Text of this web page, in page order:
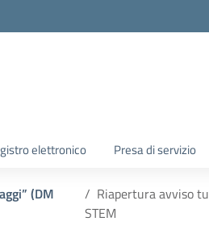
elettronico Presa di servizio
(DM
Riapertura avviso
STEM